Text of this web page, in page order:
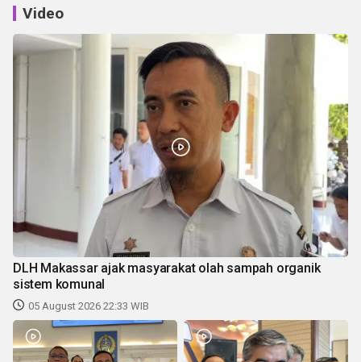
Video
DLH Makassar ajak masyarakat olah sampah organik
sistem komunal
05 August 2026 22:33 WIB